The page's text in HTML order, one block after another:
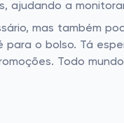
ajudando a
mas também
o bolso. Tá
Todo